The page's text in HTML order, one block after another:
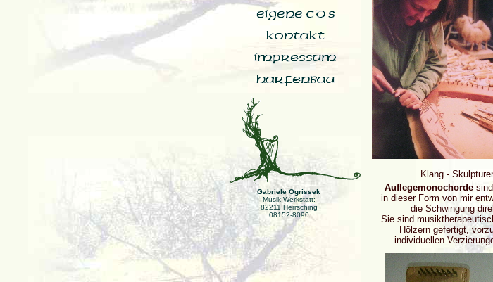
Gabriele Ogrissek
Musik-Werkstatt:
82211 Herrsching
08152-8090
Klang -
Auflegemonochorde
in dieser Form von mir
die Schwingung
Sie sind
Hölzern gefertigt,
individuellen